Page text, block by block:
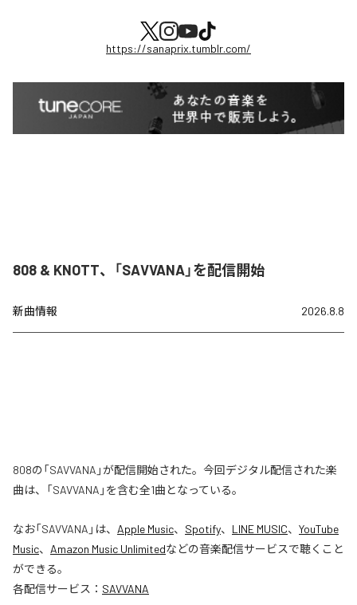
https://sanaprix.tumblr.com/
808 & KNOTT、「SAVVANA」を配信開始
新曲情報 2026.8.8
808の「SAVVANA」が配信開始された。今回デジタル配信された楽
曲は、「SAVVANA」を含む全1曲となっている。
なお「SAVVANA 」は、 Apple Music、 Spotify、 LINE MUSIC、 YouTube
Music、 Amazon Music Unlimitedなどの音楽配信サービスで聴くこと
ができる。
各配信サービス： SAVVANA